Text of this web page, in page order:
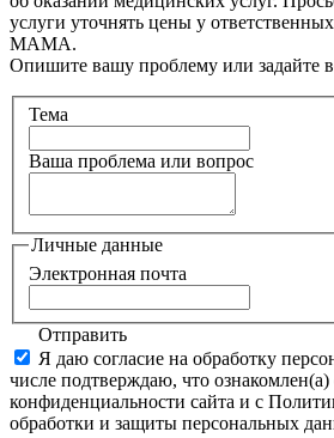
услуги уточнять цены у
МАМА.
Опишите вашу проблему или задайте
Тема
Ваша проблема или вопрос
Личные данные
Электронная почта
Отправить
Я даю согласие на обработку
числе подтверждаю, что
конфиденциальности сайта и с
обработки и защиты персональных